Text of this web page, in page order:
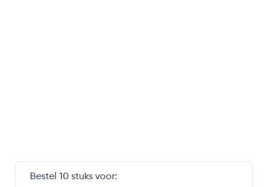
Bestel 10 stuks voor: